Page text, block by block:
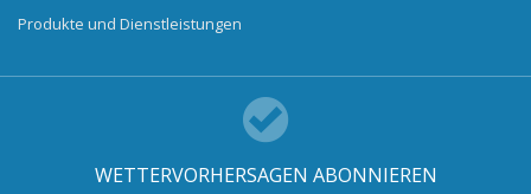
Produkte und Dienstleistungen
WETTERVORHERSAGEN ABONNIEREN